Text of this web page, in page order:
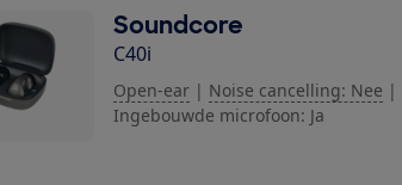
Soundcore
C40i
Open-ear | Noise cancelling: Nee |
Ingebouwde microfoon: Ja